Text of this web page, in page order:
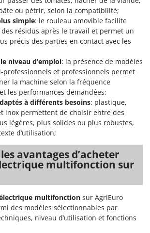
ou pétrir, selon la compatibilité;
simple: le rouleau amovible facilite
des résidus après le travail et permet un
précis des parties en contact avec les
niveau d’emploi: la présence de modèles
professionnels et professionnels permet
la machine selon la fréquence
les performances demandées;
à différents besoins: plastique,
inox permettent de choisir entre des
légères, plus solides ou plus robustes,
d’utilisation;
avantages d’acheter
multifonction sur
multifonction sur AgriEuro
des modèles sélectionnables par
niveau d’utilisation et fonctions